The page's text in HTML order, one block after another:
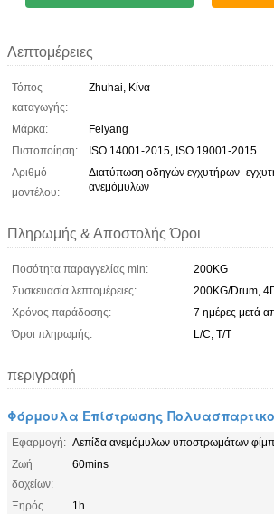
Λεπτομέρειες
Τόπος
καταγωγής:
Zhuhai, Κίνα
Μάρκα:
Feiyang
Πιστοποίηση:
ISO 14001-2015, ISO 19001-2015
Αριθμό
μοντέλου:
Διατύπωση οδηγών εγχυτήρων -
ανεμόμυλων
Πληρωμής & Αποστολής Όροι
Ποσότητα παραγγελίας min:
200KG
Συσκευασία λεπτομέρειες:
200KG/Drum,
Χρόνος παράδοσης:
7 ημέρες μετά
Όροι πληρωμής:
L/C, T/T
περιγραφή
Φόρμουλα Επίστρωσης
Εφαρμογή: Λεπίδα ανεμόμυλων υποστρωμάτων
Ζωή
δοχείων:
60mins
Ξηρός
1h